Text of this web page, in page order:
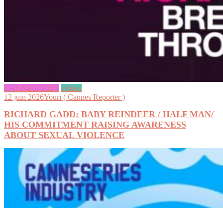
CANNESERIES videos
12 juin 2026Youri ( Cannes Reporter )
RICHARD GADD: BABY REINDEER / HALF MAN/
HIS COMMITMENT RAISING AWARENESS
ABOUT SEXUAL VIOLENCE